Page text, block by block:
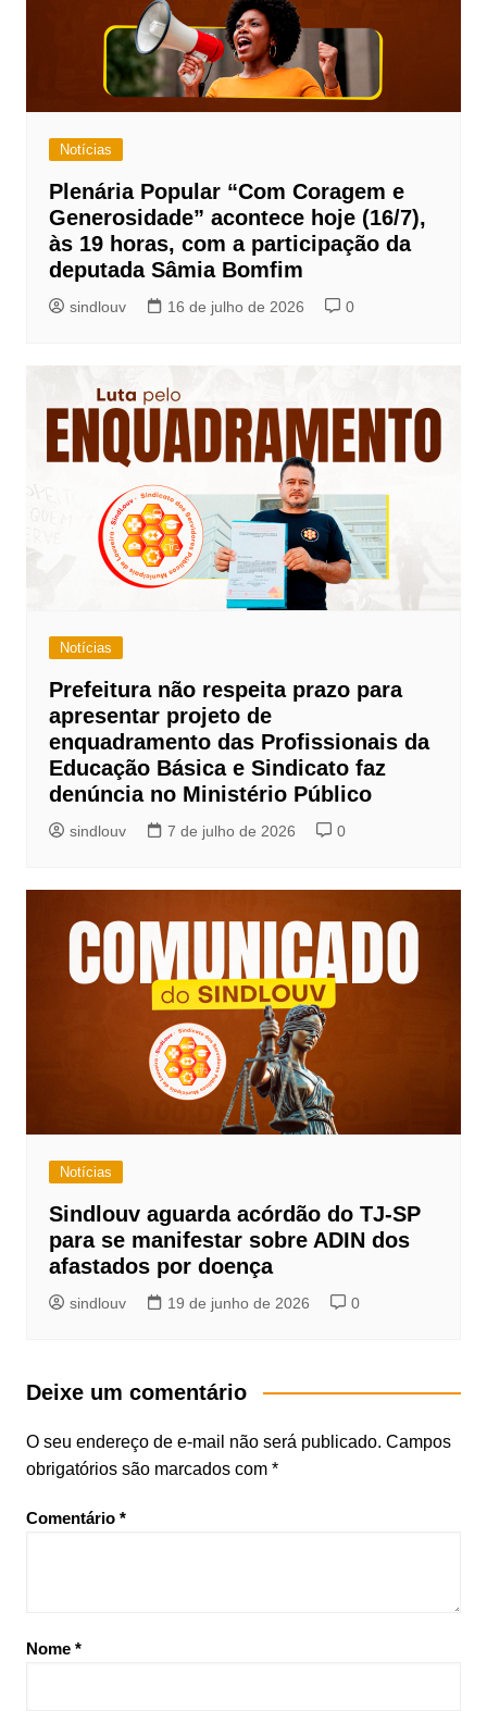
Notícias
Plenária Popular “Com Coragem e
Generosidade” acontece hoje (16/7),
às 19 horas, com a participação da
deputada Sâmia Bomfim
sindlouv 16 de julho de 2026 0
Notícias
Prefeitura não respeita prazo para
apresentar projeto de
enquadramento das Profissionais da
Educação Básica e Sindicato faz
denúncia no Ministério Público
sindlouv 7 de julho de 2026 0
Notícias
Sindlouv aguarda acórdão do TJ-SP
para se manifestar sobre ADIN dos
afastados por doença
sindlouv 19 de junho de 2026 0
Deixe um comentário
O seu endereço de e-mail não será publicado. Campos
obrigatórios são marcados com *
Comentário *
Nome *